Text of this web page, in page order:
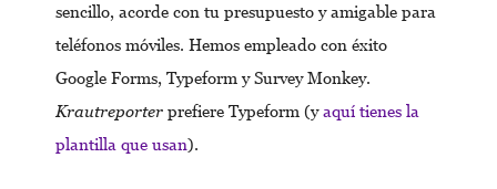
sencillo, acorde con tu presupuesto y amigable para
teléfonos móviles. Hemos empleado con éxito
Google Forms, Typeform y Survey Monkey.
Krautreporter prefiere Typeform (yaquí tienes la
plantilla que usan).